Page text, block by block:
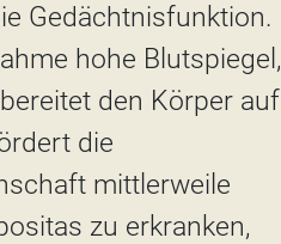
Gedächtnisfunktion.
hohe Blutspiegel,
den Körper auf
die
mittlerweile
zu erkranken,